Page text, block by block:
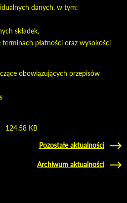
danych, w tym:
składek,
płatności oraz wysokości
obowiązujących przepisów
124.58 KB
Pozostałe aktualności
Archiwum aktualności